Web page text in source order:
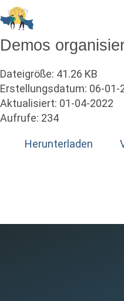
Zum
Inhalt
Demos
Dateigröße: 41.26 KB
Erstellungsdatum: 06-01-
Aktualisiert: 01-04-2022
Aufrufe: 234
Herunterladen